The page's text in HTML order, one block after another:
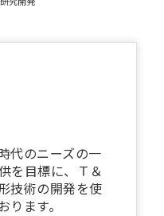
代のニーズの一
を目標に、Ｔ＆
技術の開発を使
ます。